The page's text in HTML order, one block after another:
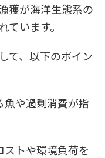
獲が海洋生態系の
います。
て、以下のポイン
魚や過剰消費が指
トや環境負荷を